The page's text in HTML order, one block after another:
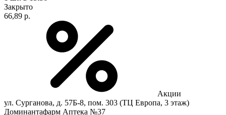
Закрыто
66,89 р.
Акции
ул. Сурганова, д. 57Б-8, пом. 303 (ТЦ Европа, 3 этаж)
Доминантафарм Аптека №37